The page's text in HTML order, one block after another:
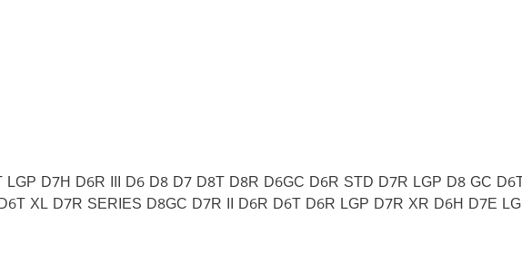
D7H D6R III D6 D8 D7 D8T D8R D6GC D6R STD D7R LGP D8 GC
XL D7R SERIES D8GC D7R II D6R D6T D6R LGP D7R XR D6H D7E